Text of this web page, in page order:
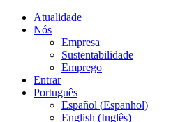
Atualidade
Nós
Empresa
Sustentabilidade
Emprego
Entrar
Português
Español (Espanhol)
English (Inglês)